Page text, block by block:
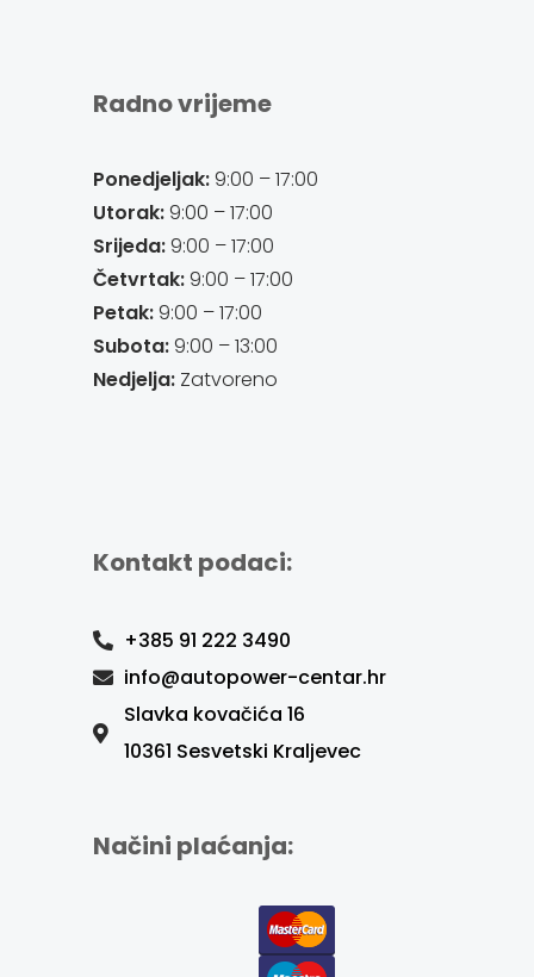
Radno vrijeme
Ponedjeljak:9:00 – 17:00
Utorak:9:00 – 17:00
Srijeda:9:00 – 17:00
Četvrtak:9:00 – 17:00
Petak:9:00 – 17:00
Subota:9:00 – 13:00
Nedjelja:Zatvoreno
Kontakt podaci:
+385 91 222 3490
info@autopower-centar.hr
Slavka kovačića 16
10361 Sesvetski Kraljevec
Načini plaćanja: